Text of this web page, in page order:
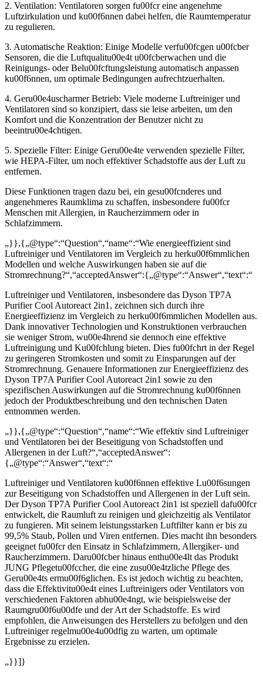
2. Ventilation: Ventilatoren sorgen fu00fcr eine angenehme
Luftzirkulation und ku00f6nnen dabei helfen, die Raumtemperatur
zu regulieren.
3. Automatische Reaktion: Einige Modelle verfu00fcgen u00fcber
Sensoren, die die Luftqualitu00e4t u00fcberwachen und die
Reinigungs- oder Belu00fcftungsleistung automatisch anpassen
ku00f6nnen, um optimale Bedingungen aufrechtzuerhalten.
4. Geru00e4uscharmer Betrieb: Viele moderne Luftreiniger und
Ventilatoren sind so konzipiert, dass sie leise arbeiten, um den
Komfort und die Konzentration der Benutzer nicht zu
beeintru00e4chtigen.
5. Spezielle Filter: Einige Geru00e4te verwenden spezielle Filter,
wie HEPA-Filter, um noch effektiver Schadstoffe aus der Luft zu
entfernen.
Diese Funktionen tragen dazu bei, ein gesu00fcnderes und
angenehmeres Raumklima zu schaffen, insbesondere fu00fcr
Menschen mit Allergien, in Raucherzimmern oder in
Schlafzimmern.
„}},{„@type“:“Question“,“name“:“Wie energieeffizient sind
Luftreiniger und Ventilatoren im Vergleich zu herku00f6mmlichen
Modellen und welche Auswirkungen haben sie auf die
Stromrechnung?“,“acceptedAnswer“:{„@type“:“Answer“,“text“:“
Luftreiniger und Ventilatoren, insbesondere das Dyson TP7A
Purifier Cool Autoreact 2in1, zeichnen sich durch ihre
Energieeffizienz im Vergleich zu herku00f6mmlichen Modellen aus.
Dank innovativer Technologien und Konstruktionen verbrauchen
sie weniger Strom, wu00e4hrend sie dennoch eine effektive
Luftreinigung und Ku00fchlung bieten. Dies fu00fchrt in der Regel
zu geringeren Stromkosten und somit zu Einsparungen auf der
Stromrechnung. Genauere Informationen zur Energieeffizienz des
Dyson TP7A Purifier Cool Autoreact 2in1 sowie zu den
spezifischen Auswirkungen auf die Stromrechnung ku00f6nnen
jedoch der Produktbeschreibung und den technischen Daten
entnommen werden.
„}},{„@type“:“Question“,“name“:“Wie effektiv sind Luftreiniger
und Ventilatoren bei der Beseitigung von Schadstoffen und
Allergenen in der Luft?“,“acceptedAnswer“:
{„@type“:“Answer“,“text“:“
Luftreiniger und Ventilatoren ku00f6nnen effektive Lu00f6sungen
zur Beseitigung von Schadstoffen und Allergenen in der Luft sein.
Der Dyson TP7A Purifier Cool Autoreact 2in1 ist speziell dafu00fcr
entwickelt, die Raumluft zu reinigen und gleichzeitig als Ventilator
zu fungieren. Mit seinem leistungsstarken Luftfilter kann er bis zu
99,5% Staub, Pollen und Viren entfernen. Dies macht ihn besonders
geeignet fu00fcr den Einsatz in Schlafzimmern, Allergiker- und
Raucherzimmern. Daru00fcber hinaus enthu00e4lt das Produkt
JUNG Pflegetu00fccher, die eine zusu00e4tzliche Pflege des
Geru00e4ts ermu00f6glichen. Es ist jedoch wichtig zu beachten,
dass die Effektivitu00e4t eines Luftreinigers oder Ventilators von
verschiedenen Faktoren abhu00e4ngt, wie beispielsweise der
Raumgru00f6u00dfe und der Art der Schadstoffe. Es wird
empfohlen, die Anweisungen des Herstellers zu befolgen und den
Luftreiniger regelmu00e4u00dfig zu warten, um optimale
Ergebnisse zu erzielen.
„}}]}